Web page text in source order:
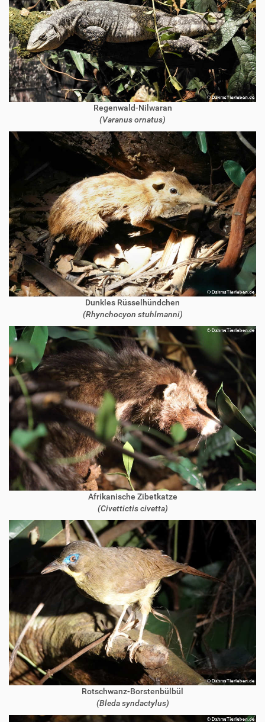
Regenwald-Nilwaran
(Varanus ornatus)
Dunkles Rüsselhündchen
(Rhynchocyon stuhlmanni)
Afrikanische Zibetkatze
(Civettictis civetta)
Rotschwanz-Borstenbülbül
(Bleda syndactylus)